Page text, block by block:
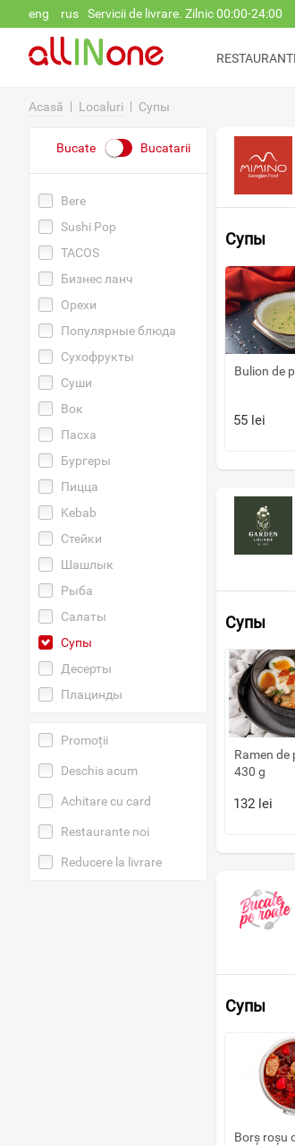
Mergi la conţinutul principal
eng rus Servicii de livrare. Zilnic 00:00-24:00
Acasă Localuri Супы
Супы
Bulion de
55 lei
Супы
Ramen de
430 g
132 lei
Супы
Borș roșu
Bucate Bucatarii
Bere
Sushi Pop
TACOS
Бизнес ланч
Орехи
Популярные блюда
Сухофрукты
Суши
Вок
Пасха
Бургеры
Пицца
Kebab
Стейки
Шашлык
Рыба
Салаты
Супы
Десерты
Плацинды
Promoții
Deschis acum
Achitare cu card
Restaurante noi
Reducere la livrare